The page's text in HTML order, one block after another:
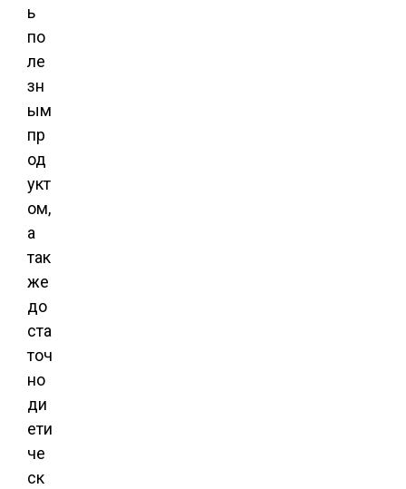
ь
по
ле
зн
ым
пр
од
укт
ом,
а
так
же
до
ста
точ
но
ди
ети
че
ск